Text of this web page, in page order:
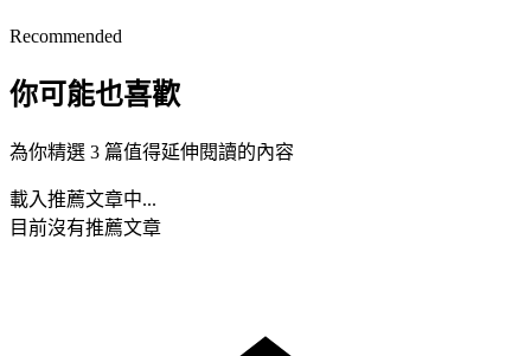
Recommended
你可能也喜歡
為你精選 3 篇值得延伸閱讀的內容
載入推薦文章中...
目前沒有推薦文章